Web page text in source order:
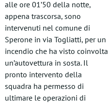
alle ore 01’50 della notte,
appena trascorsa, sono
intervenuti nel comune di
Sperone in via Togliatti, per un
incendio che ha visto coinvolta
un’autovettura in sosta. Il
pronto intervento della
squadra ha permesso di
ultimare le operazioni di